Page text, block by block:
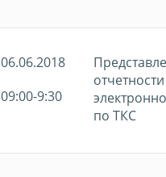
06.06.2018
09:00-9:30
по ТКС